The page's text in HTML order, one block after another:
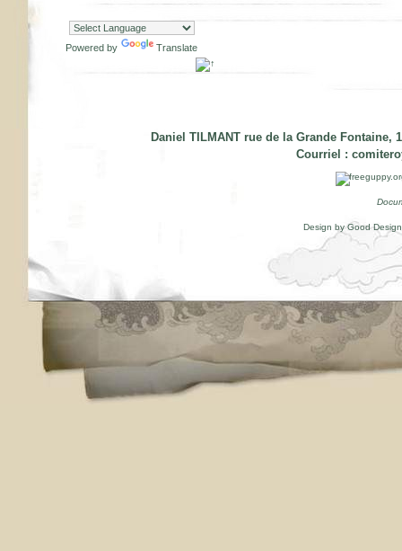
Powered by Translate
Daniel TILMANT rue de la Grande Fontaine,
Courriel :
Design by Good